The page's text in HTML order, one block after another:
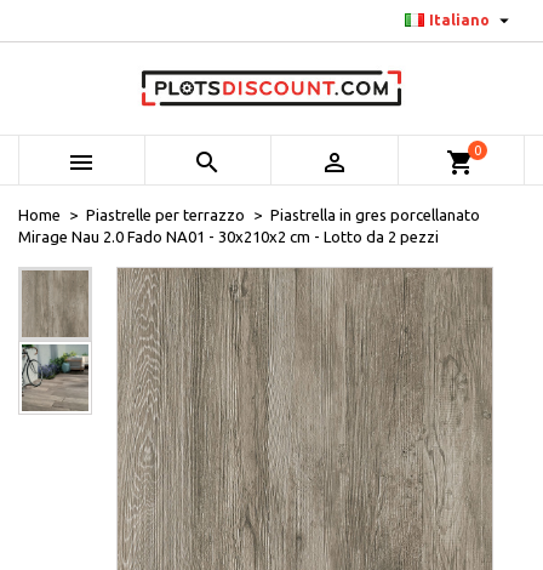
Italiano 
   shopping_cart0
Home Piastrelle per terrazzo
Piastrella in gres porcellanato
Mirage Nau 2.0 Fado NA01 - 30x210x2 cm - Lotto da 2 pezzi